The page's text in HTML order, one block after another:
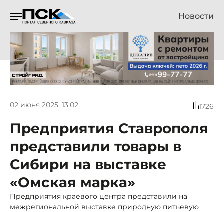
Новости
02 июня 2025, 13:02 1726
Предприятия Ставрополя
представили товары в
Сибири на выставке
«Омская марка»
Предприятия краевого центра представили на
межрегиональной выставке природную питьевую